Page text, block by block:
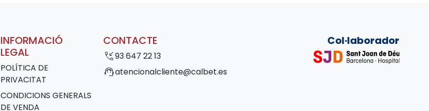
INFORMACIÓ
LEGAL
POLÍTICA DE
PRIVACITAT
CONDICIONS GENERALS
DE VENDA
CONTACTE
phone_callback93 647 22 13
support_agentatencionalcliente@calbet.es
Col·laborador